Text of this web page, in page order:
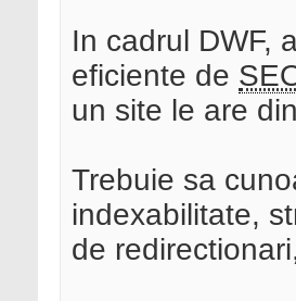
In cadrul DWF,
eficiente de
un site le are
Trebuie sa
indexabilitate,
de